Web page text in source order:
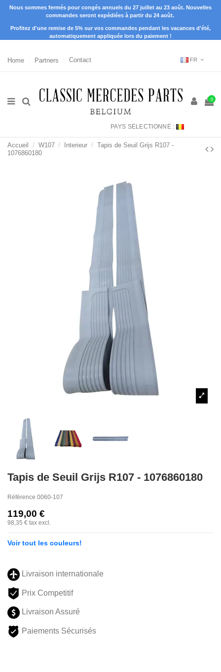
Nous sommes fermés pour congés annuels du 27 juillet au 23 août. Nouvelles
commandes seront expédiées à partir du 24 août.
Profitez d'une remise de 5% sur vos commandes pendant les vacances d'été,
automatiquement appliquée lors du paiement !
Home Partners Contact FR
0
PAYS SÉLECTIONNÉ :
Accueil W107 Interieur
Tapis de Seuil Grijs R107 -
1076860180
Tapis de Seuil Grijs R107 - 1076860180
Référence 0060-107
119,00 €
98,35 € tax excl.
Voir tout les couleurs!
Livraison internationale
Prix Competitif
Livraison Assuré
Paiements Sécurisés